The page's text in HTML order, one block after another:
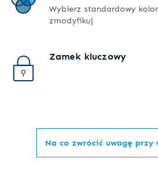
Wybierz standardowy
zmodyfikuj
Zamek kluczowy
Na co zwrócić uwagę przy